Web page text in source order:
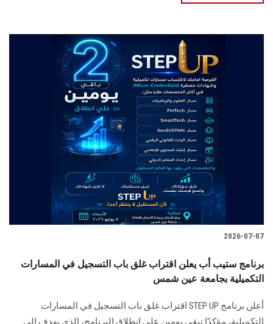
2026-07-07
برنامج ستيب أب يعلن اقتراب غلق باب التسجيل في المسارات
التكميلية بجامعة عين شمس
أعلن برنامج STEP UP اقتراب غلق باب التسجيل في المسارات
التكميلية، مؤكدًا تبقي يومين على انطلاق البرنامج، الذي يهدف إلى